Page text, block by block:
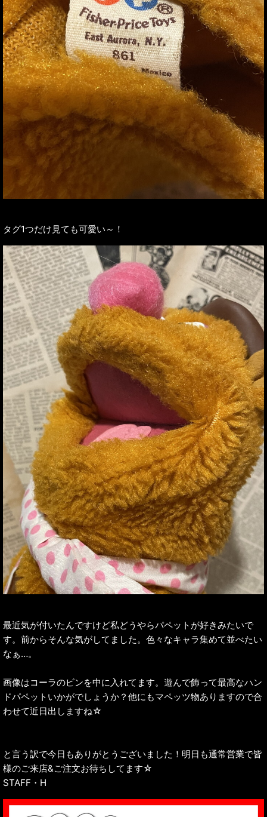
タグ1つだけ見ても可愛い～！
最近気が付いたんですけど私どうやらパペットが好きみたいで
す。前からそんな気がしてました。色々なキャラ集めて並べたい
なぁ…。
画像はコーラのビンを中に入れてます。遊んで飾って最高なハン
ドパペットいかがでしょうか？他にもマペッツ物ありますので合
わせて近日出しますね☆
と言う訳で今日もありがとうございました！明日も通常営業で皆
様のご来店&ご注文お待ちしてます☆
STAFF・H